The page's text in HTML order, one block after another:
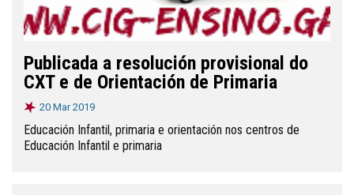
Publicada a resolución provisional do
CXT e de Orientación de Primaria
20 Mar 2019
Educación Infantil, primaria e orientación nos centros de
Educación Infantil e primaria